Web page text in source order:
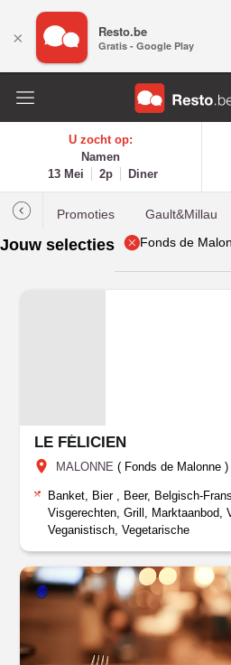
U zocht op:
Namen
13 Mei
2p Diner
Promoties Gault&Millau
Jouw selecties Fonds de
LE FÉLICIEN
MALONNE ( Fonds de Malonne )
Banket, Bier , Beer, Belgisch-
Visgerechten, Grill, Marktaanbod,
Veganistisch, Vegetarische
× Resto.be
Gratis - Google Play